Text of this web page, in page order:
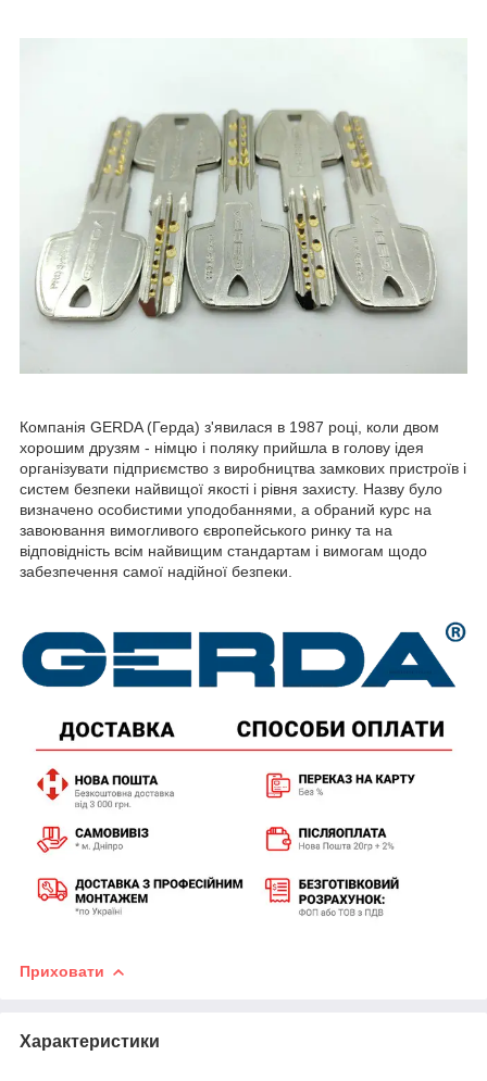
Компанія GERDA (Герда) з'явилася в 1987 році, коли двом
хорошим друзям - німцю і поляку прийшла в голову ідея
організувати підприємство з виробництва замкових пристроїв і
систем безпеки найвищої якості і рівня захисту. Назву було
визначено особистими уподобаннями, а обраний курс на
завоювання вимогливого європейського ринку та на
відповідність всім найвищим стандартам і вимогам щодо
забезпечення самої надійної безпеки.
Приховати
Характеристики